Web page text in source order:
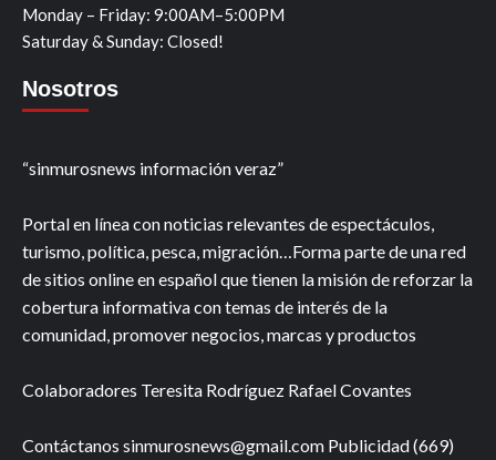
Monday – Friday: 9:00AM–5:00PM
Saturday & Sunday: Closed!
Nosotros
“sinmurosnews información veraz”
Portal en línea con noticias relevantes de espectáculos,
turismo, política, pesca, migración…Forma parte de una red
de sitios online en español que tienen la misión de reforzar la
cobertura informativa con temas de interés de la
comunidad, promover negocios, marcas y productos
Colaboradores Teresita Rodríguez Rafael Covantes
Contáctanos sinmurosnews@gmail.com Publicidad (669)